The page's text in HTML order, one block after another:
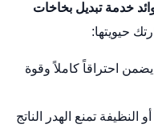
خدمة تبديل بخاخات
حيويتها:
احتراقاً كاملاً وقوة
النظيفة تمنع الهدر الناتج